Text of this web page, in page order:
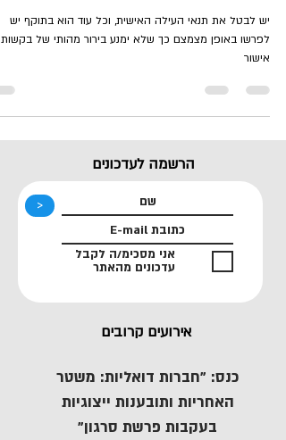
יש לבטל את תנאי העילה האישית, וכל עוד הוא בתוקף יש
לפרשו באופן מצמצם כך שלא ימנע בירור מהותי של בקשות
אישור
הרשמה לעדכונים
<
אני מסכימ/ה לקבל
עדכונים מהאתר
אירועים קרובים
כנס: "חברות דואליות: משטר
האחריות ותובענות ייצוגיות
בעקבות פרשת סרגון"